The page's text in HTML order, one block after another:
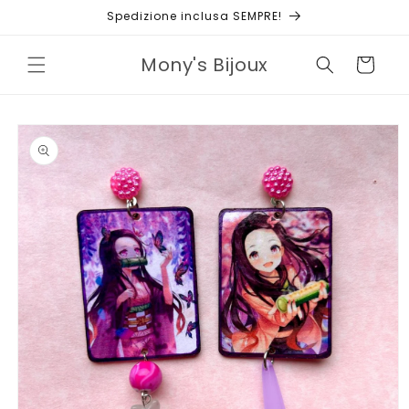
Spedizione inclusa SEMPRE!
Mony's Bijoux Carrello
Passa alle
informazioni
sul prodotto